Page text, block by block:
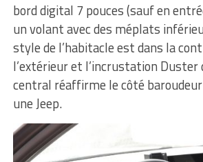
bord digital 7 pouces (sauf en
un volant avec des méplats
style de l’habitacle est dans la
l’extérieur et l’incrustation Duster
central réaffirme le côté
une Jeep.